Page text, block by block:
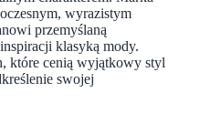
wyrazistym
przemyślaną
klasyką mody.
które cenią wyjątkowy styl
swojej